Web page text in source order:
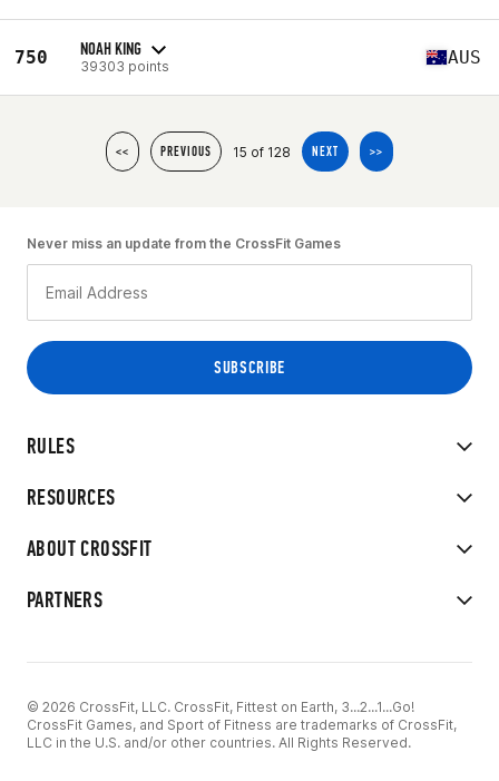
750 NOAH KING
39303 points AUS
<< PREVIOUS 15 of 128 NEXT >>
RULES
RESOURCES
ABOUT CROSSFIT
PARTNERS
Never miss an update from the CrossFit Games
© 2026 CrossFit, LLC. CrossFit, Fittest on Earth, 3...2...1...Go!
CrossFit Games, and Sport of Fitness are trademarks of CrossFit,
LLC in the U.S. and/or other countries. All Rights Reserved.